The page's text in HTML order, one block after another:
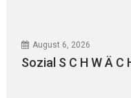
August 6, 2026
Sozial S C H W Ä